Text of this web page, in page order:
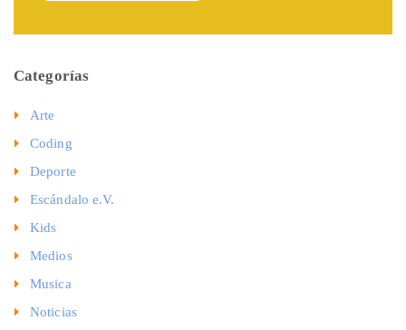
Categorías
Arte
Coding
Deporte
Escándalo e.V.
Kids
Medios
Musica
Noticias